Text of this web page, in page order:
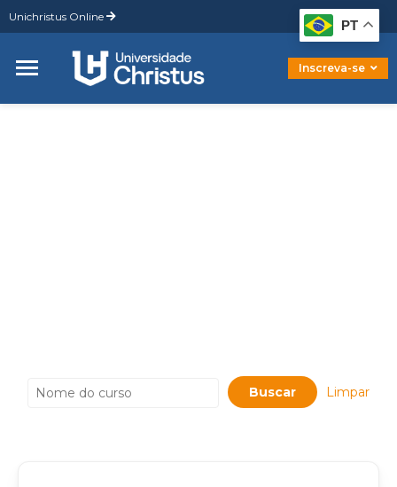
Unichristus Online
Inscreva-se
Graduação
Pós-Graduação
Mestrado
Doutorado
Limpar
PT